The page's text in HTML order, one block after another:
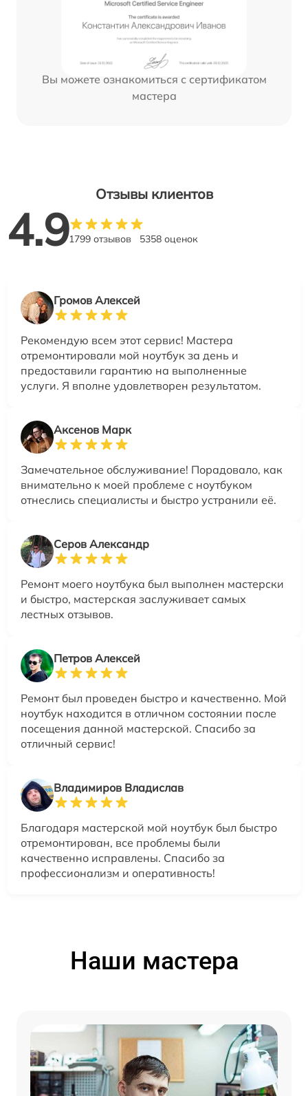
Вы можете ознакомиться с сертификатом
мастера
Отзывы клиентов
4.91799 отзывов 5358 оценок
Громов Алексей
Рекомендую всем этот сервис! Мастера
отремонтировали мой ноутбук за день и
предоставили гарантию на выполненные
услуги. Я вполне удовлетворен результатом.
Аксенов Марк
Замечательное обслуживание! Порадовало, как
внимательно к моей проблеме с ноутбуком
отнеслись специалисты и быстро устранили её.
Серов Александр
Ремонт моего ноутбука был выполнен мастерски
и быстро, мастерская заслуживает самых
лестных отзывов.
Петров Алексей
Ремонт был проведен быстро и качественно. Мой
ноутбук находится в отличном состоянии после
посещения данной мастерской. Спасибо за
отличный сервис!
Владимиров Владислав
Благодаря мастерской мой ноутбук был быстро
отремонтирован, все проблемы были
качественно исправлены. Спасибо за
профессионализм и оперативность!
Наши мастера